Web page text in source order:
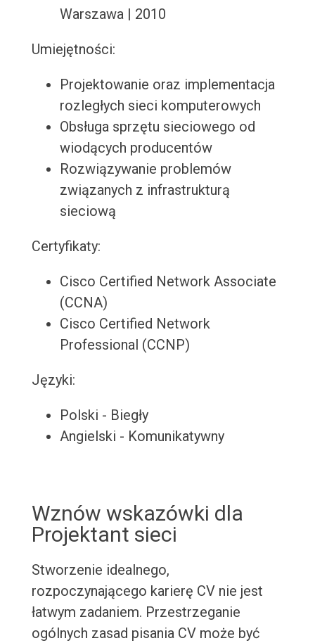
Warszawa | 2010
Umiejętności:
Projektowanie oraz implementacja
rozległych sieci komputerowych
Obsługa sprzętu sieciowego od
wiodących producentów
Rozwiązywanie problemów
związanych z infrastrukturą
sieciową
Certyfikaty:
Cisco Certified Network Associate
(CCNA)
Cisco Certified Network
Professional (CCNP)
Języki:
Polski - Biegły
Angielski - Komunikatywny
Wznów wskazówki dla
Projektant sieci
Stworzenie idealnego,
rozpoczynającego karierę CV nie jest
łatwym zadaniem. Przestrzeganie
ogólnych zasad pisania CV może być